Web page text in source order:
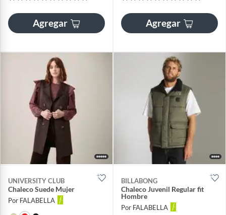
Agregar Agregar
UNIVERSITY CLUB
Chaleco Suede Mujer
Por FALABELLA
BILLABONG
Chaleco Juvenil Regular fit
Hombre
Por FALABELLA